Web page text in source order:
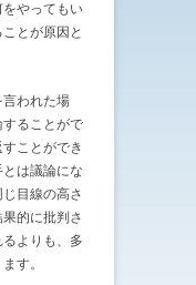
やってもい
とが原因と
言われた場
ることがで
ことができ
は議論にな
目線の高さ
的に批判さ
よりも、多
す。